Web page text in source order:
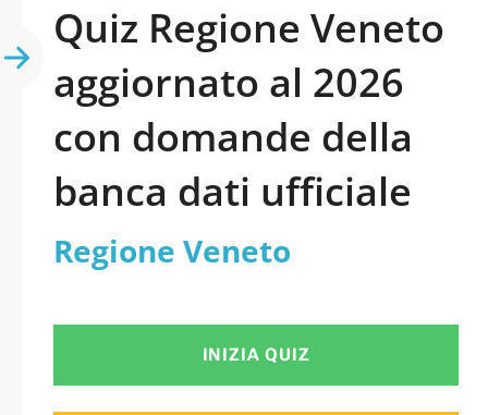
Quiz Regione Veneto
aggiornato al 2026
con domande della
banca dati ufficiale
Regione Veneto
INIZIA QUIZ